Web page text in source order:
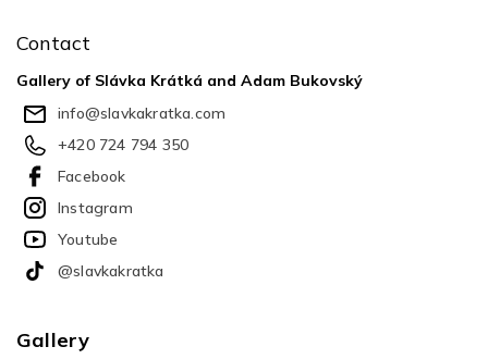
Contact
Gallery of Slávka Krátká and Adam Bukovský
info@slavkakratka.com
+420 724 794 350
Facebook
Instagram
Youtube
@slavkakratka
Gallery